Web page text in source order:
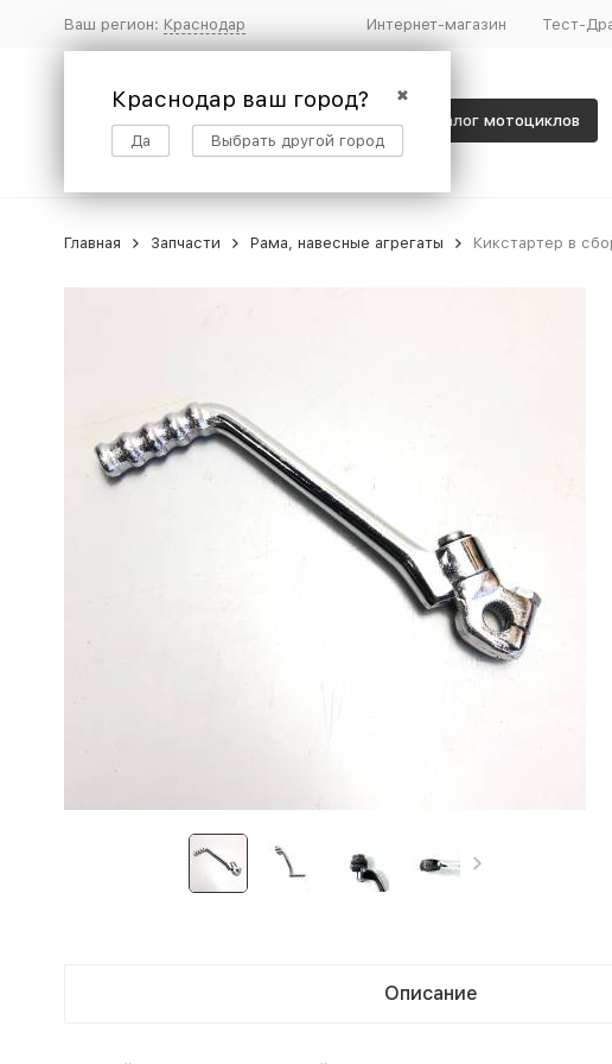
Ваш регион: Краснодар
✖
Краснодар ваш город?
Да Выбрать другой город
Интернет-магазин Тест-
Каталог мотоциклов
Главная Запчасти Рама, навесные агрегаты Кикстартер в
Описание